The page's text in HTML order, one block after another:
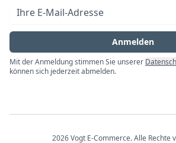
Impressum
E-Mail-Adresse
Anmelden
Mit der Anmeldung stimmen Sie unserer
können sich jederzeit abmelden.
2026 Vogt E-Commerce. Alle Rechte